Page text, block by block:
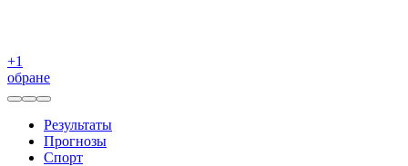
+1
обране
Результаты
Прогнозы
Спорт